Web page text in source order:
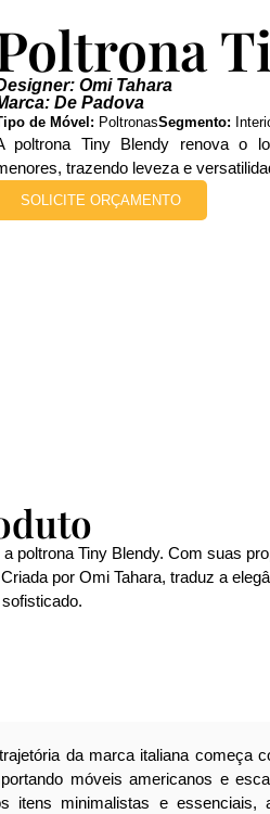
Omi Tahara
De Padova
de Móvel: PoltronasSegmento:
poltrona Tiny Blendy renova o
trazendo leveza e
SOLICITE ORÇAMENTO
poltrona Tiny Blendy. Com suas
por Omi Tahara, traduz a
da marca italiana começa
móveis americanos e
itens minimalistas e essenciais,